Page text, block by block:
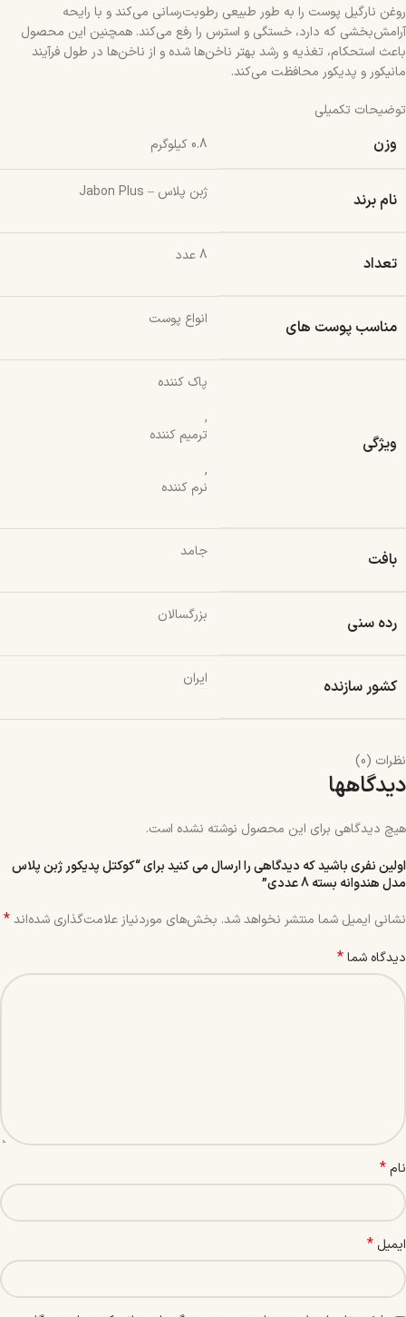
روغن نارگیل پوست را به طور طبیعی رطوبت‌رسانی می‌کند و با رایحه
آرامش‌بخشی که دارد، خستگی و استرس را رفع می‌کند. همچنین این محصول
باعث استحکام، تغذیه و رشد بهتر ناخن‌ها شده و از ناخن‌ها در طول فرآیند
مانیکور و پدیکور محافظت می‌کند.
توضیحات تکمیلی
وزن 0.8 کیلوگرم
نام برند ژبن پلاس – Jabon Plus
تعداد 8 عدد
مناسب پوست های انواع پوست
ویژگی
پاک کننده
,
ترمیم کننده
,
نرم کننده
بافت جامد
رده سنی بزرگسالان
کشور سازنده ایران
نظرات (0)
دیدگاهها
هیچ دیدگاهی برای این محصول نوشته نشده است.
اولین نفری باشید که دیدگاهی را ارسال می کنید برای “کوکتل پدیکور ژبن پلاس
مدل هندوانه بسته 8 عددی”
نشانی ایمیل شما منتشر نخواهد شد. بخش‌های موردنیاز علامت‌گذاری شده‌اند*
دیدگاه شما*
نام*
ایمیل *